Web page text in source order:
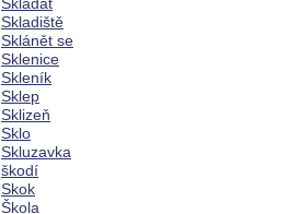
Skladiště
Sklánět se
Sklenice
Skleník
Sklep
Sklizeň
Sklo
Skluzavka
škodí
Skok
Škola